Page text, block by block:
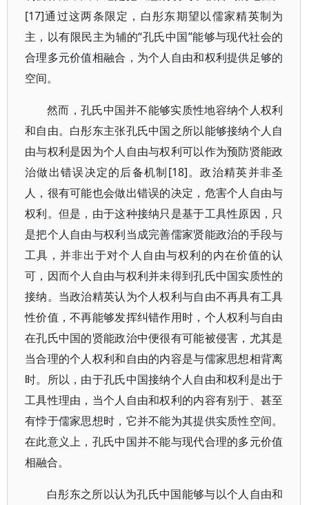
[17]通过这两条限定，白彤东期望以儒家精英制为
主，以有限民主为辅的“孔氏中国”能够与现代社会的
合理多元价值相融合，为个人自由和权利提供足够的
空间。
然而，孔氏中国并不能够实质性地容纳个人权利
和自由。白彤东主张孔氏中国之所以能够接纳个人自
由与权利是因为个人自由与权利可以作为预防贤能政
治做出错误决定的后备机制[18]。政治精英并非圣
人，很有可能也会做出错误的决定，危害个人自由与
权利。但是，由于这种接纳只是基于工具性原因，只
是把个人自由与权利当成完善儒家贤能政治的手段与
工具，并非出于对个人自由与权利的内在价值的认
可，因而个人自由与权利并未得到孔氏中国实质性的
接纳。当政治精英认为个人权利与自由不再具有工具
性价值，不再能够发挥纠错作用时，个人权利与自由
在孔氏中国的贤能政治中便很有可能被侵害，尤其是
当合理的个人权利和自由的内容是与儒家思想相背离
时。所以，由于孔氏中国接纳个人自由和权利是出于
工具性理由，当个人自由和权利的内容有别于、甚至
有悖于儒家思想时，它并不能为其提供实质性空间。
在此意义上，孔氏中国并不能与现代合理的多元价值
相融合。
白彤东之所以认为孔氏中国能够与以个人自由和